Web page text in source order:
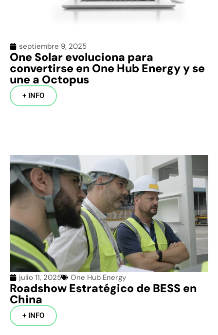
septiembre 9, 2025
One Solar evoluciona para
convertirse en One Hub Energy y se
une a Octopus
+ INFO
julio 11, 2025 One Hub Energy
Roadshow Estratégico de BESS en
China
+ INFO